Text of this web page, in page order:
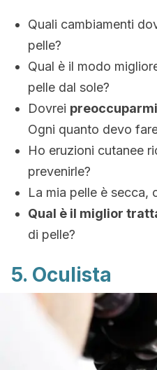
Quali cambiamenti
pelle?
Qual è il modo
pelle dal sole?
Dovrei
Ogni quanto devo
Ho eruzioni cutanee
prevenirle?
La mia pelle è secca,
Qual è il miglior
di pelle?
5. Oculista